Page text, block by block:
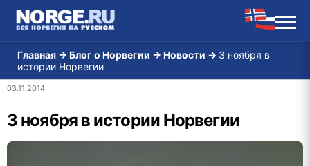
Главная → Блог о Норвегии → Новости → 3 ноября в
истории Норвегии
03.11.2014
3 ноября в истории Норвегии